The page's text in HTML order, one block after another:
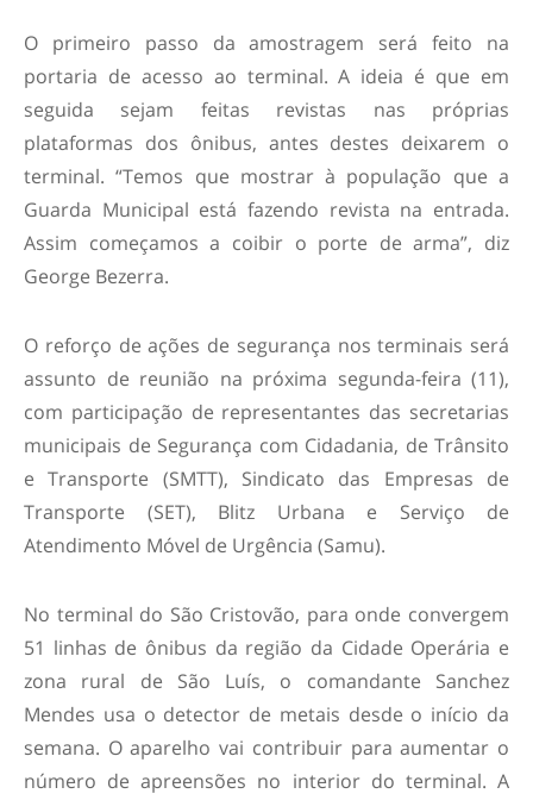
O primeiro passo da amostragem será feito na
portaria de acesso ao terminal. A ideia é que em
seguida sejam feitas revistas nas próprias
plataformas dos ônibus, antes destes deixarem o
terminal. “Temos que mostrar à população que a
Guarda Municipal está fazendo revista na entrada.
Assim começamos a coibir o porte de arma”, diz
George Bezerra.
O reforço de ações de segurança nos terminais será
assunto de reunião na próxima segunda-feira (11),
com participação de representantes das secretarias
municipais de Segurança com Cidadania, de Trânsito
e Transporte (SMTT), Sindicato das Empresas de
Transporte (SET), Blitz Urbana e Serviço de
Atendimento Móvel de Urgência (Samu).
No terminal do São Cristovão, para onde convergem
51 linhas de ônibus da região da Cidade Operária e
zona rural de São Luís, o comandante Sanchez
Mendes usa o detector de metais desde o início da
semana. O aparelho vai contribuir para aumentar o
número de apreensões no interior do terminal. A